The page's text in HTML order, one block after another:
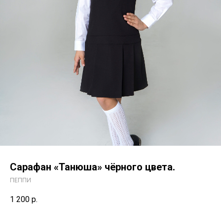
Сарафан «Танюша» чёрного цвета.
ПЕППИ
1 200 р.